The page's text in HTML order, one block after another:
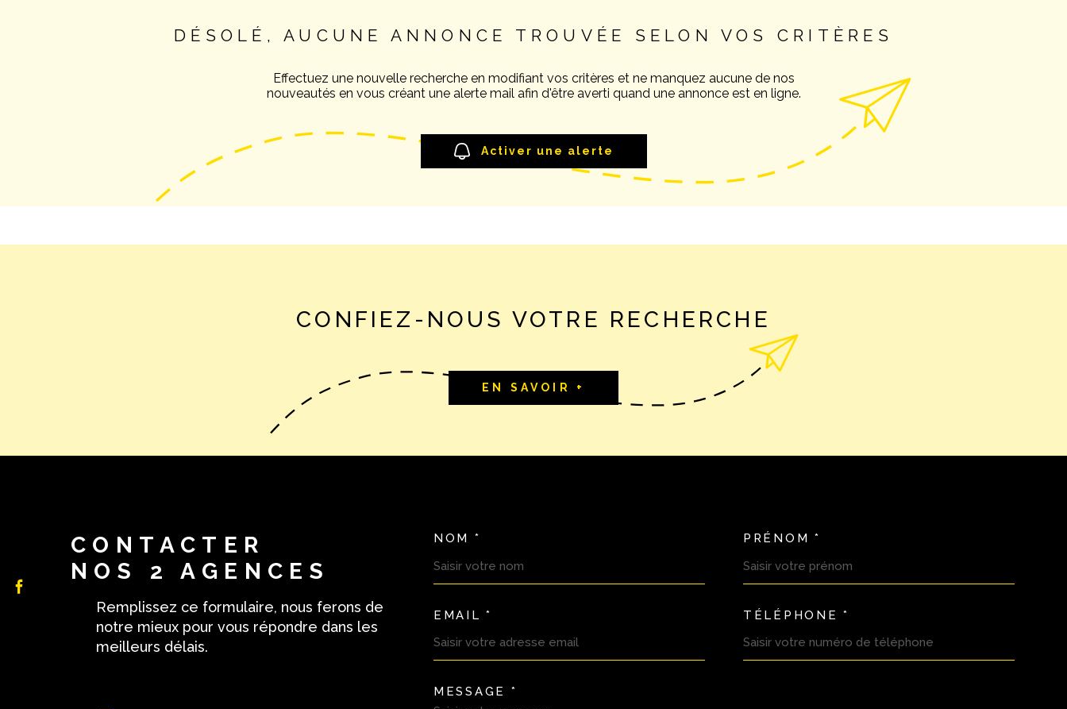
DÉSOLÉ, AUCUNE ANNONCE TROUVÉE SELON VOS CRITÈRES
Effectuez une nouvelle recherche en modifiant vos critères et ne manquez aucune de nos
nouveautés en vous créant une alerte mail afin d'être averti quand une annonce est en ligne.
Activer une alerte
CONFIEZ-NOUS VOTRE RECHERCHE
EN SAVOIR +
CONTACTER
NOS 2 AGENCES
Remplissez ce formulaire, nous ferons de
notre mieux pour vous répondre dans les
meilleurs délais.
TRAD_MELTEM_VOSCOORDONNEES
NOM * PRÉNOM *
EMAIL * TÉLÉPHONE *
TRAD_MELTEM_VOREDEMANDE
MESSAGE *